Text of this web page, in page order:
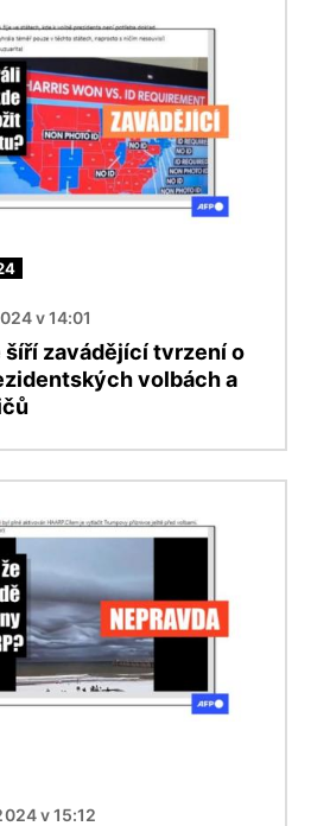
v 14:01
šíří zavádějící tvrzení o
volbách a
v 15:12